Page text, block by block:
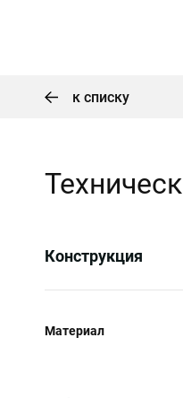
к списку
Конструкция
Материал